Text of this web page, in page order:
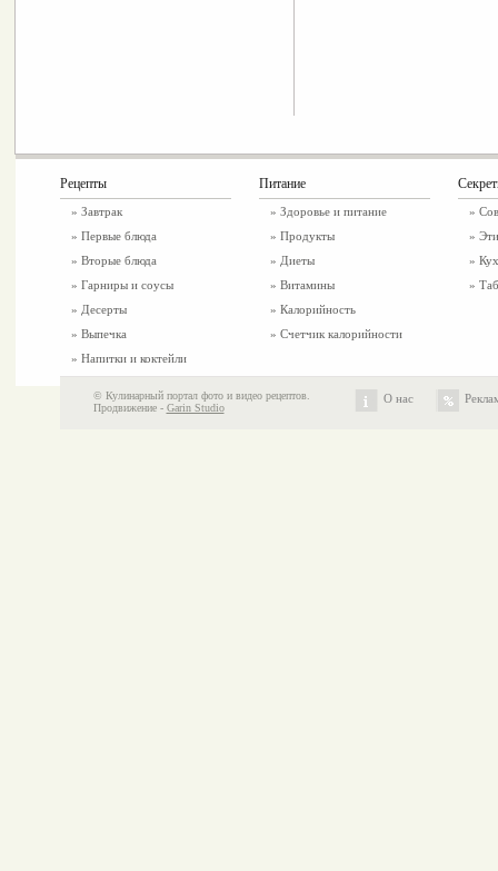
Рецепты
» Завтрак
» Первые блюда
» Вторые блюда
» Гарниры и соусы
» Десерты
» Выпечка
» Напитки и коктейли
Питание
» Здоровье и питание
» Продукты
» Диеты
» Витамины
» Калорийность
» Счетчик калорийности
»
»
»
»
© Кулинарный портал фото и видео рецептов.
Продвижение - Garin Studio
О нас